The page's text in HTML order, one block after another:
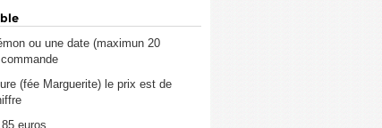
ou une date (maximun 20
(fée Marguerite) le prix est de
euros